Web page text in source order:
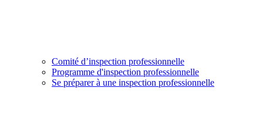
Comité d’inspection professionnelle
Programme d'inspection professionnelle
Se préparer à une inspection professionnelle